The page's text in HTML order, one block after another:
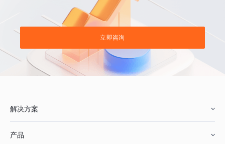
立即咨询
解决方案
产品